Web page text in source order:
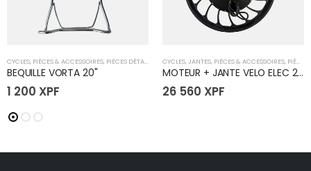
CYCLES, PIÈCES & ACCESSOIRES, PIÈCES DÉTACHÉES ,PIÈCES DÉTACHÉES VORTA,VÉLOS
BEQUILLE VORTA 20"
1 200 XPF
CYCLES, JANTES, PIÈCES & ACCESSOIRES, PIÈCES DÉTACHÉES
MOTEUR + JANTE VELO ELEC 20" VORTA RACE
26 560 XPF